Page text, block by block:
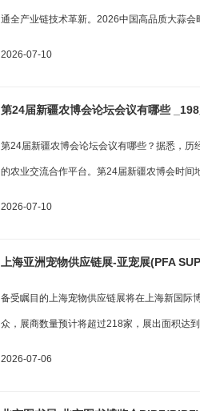
通全产业链技术革新。2026中国高品质大蒜会
2026-07-10
第24届新疆农博会论坛会议有哪些
第24届新疆农博会论坛会议有哪些？据悉，
的农业交流合作平台。第24届新疆农博会时
2026-07-10
上海亚洲宠物供应链展-亚宠展(PFA
备受瞩目的上海宠物供应链展将在上海新国际
众，展商数量预计将超过218家，展出面积达
2026-07-06